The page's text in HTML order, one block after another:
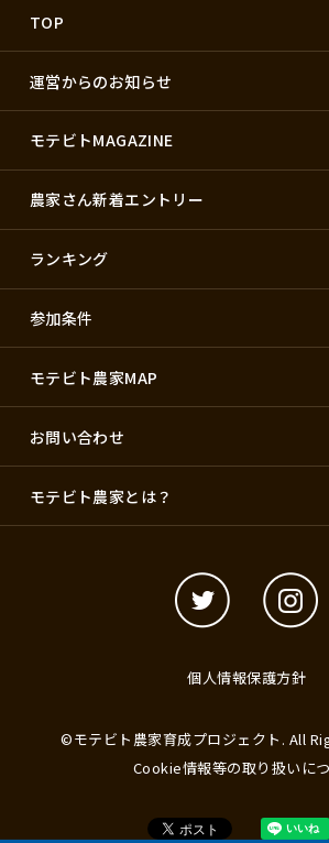
TOP
運営からのお知らせ
モテビトMAGAZINE
農家さん新着エントリー
ランキング
参加条件
モテビト農家MAP
お問い合わせ
モテビト農家とは？
個人情報保護方針
©モテビト農家育成プロジェクト. All
Cookie情報等の取り扱いに